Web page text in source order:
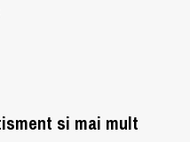
si mai mult